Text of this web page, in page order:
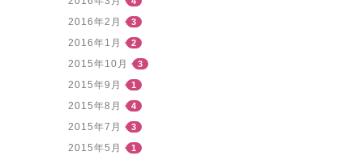
2016年2月 3
2016年1月 2
2015年10月 3
2015年9月 1
2015年8月 4
2015年7月 3
2015年5月 1